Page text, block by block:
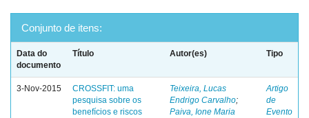
Conjunto de itens:
Data do
documento
Título Autor(es) Tipo
3-Nov-2015
CROSSFIT: uma
pesquisa sobre os
benefícios e riscos
Teixeira, Lucas
Endrigo Carvalho;
Paiva, Ione Maria
Artigo
de
Evento